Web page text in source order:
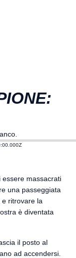
essere massacrati
una passeggiata
ritrovare la
è diventata
il posto al
ad accendersi.